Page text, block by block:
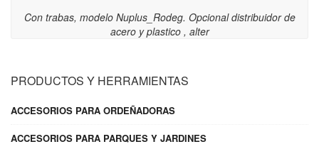
Con trabas, modelo Nuplus_Rodeg. Opcional distribuidor de
acero y plastico , alter
PRODUCTOS Y HERRAMIENTAS
ACCESORIOS PARA ORDEÑADORAS
ACCESORIOS PARA PARQUES Y JARDINES